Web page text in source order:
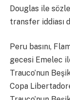
Douglas ile
transfer iddiası
Peru basını,
gecesi Emelec
Trauco’nun
Copa